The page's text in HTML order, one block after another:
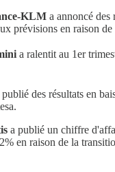
KLM a annoncé des
prévisions en raison
a ralentit au 1er
publié des résultats en
a publié un chiffre
en raison de la